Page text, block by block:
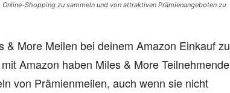
Shopping zu sammeln und von attraktiven Prämienangeboten zu
& More Meilen bei deinem Amazon Einkauf zu
Amazon haben Miles & More Teilnehmende
von Prämienmeilen, auch wenn sie nicht